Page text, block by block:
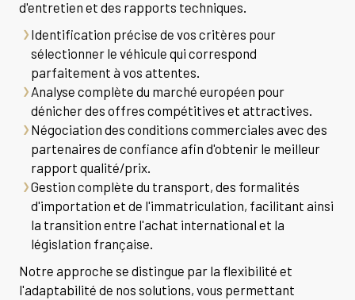
d'entretien et des rapports techniques.
Identification précise de vos critères pour
sélectionner le véhicule qui correspond
parfaitement à vos attentes.
Analyse complète du marché européen pour
dénicher des offres compétitives et attractives.
Négociation des conditions commerciales avec des
partenaires de confiance afin d'obtenir le meilleur
rapport qualité/prix.
Gestion complète du transport, des formalités
d'importation et de l'immatriculation, facilitant ainsi
la transition entre l'achat international et la
législation française.
Notre approche se distingue par la flexibilité et
l'adaptabilité de nos solutions, vous permettant